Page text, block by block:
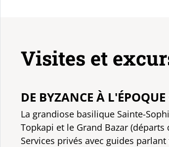
Visites et
DE BYZANCE À
La grandiose basilique Sainte-
Topkapi et le Grand Bazar
Services privés avec guides